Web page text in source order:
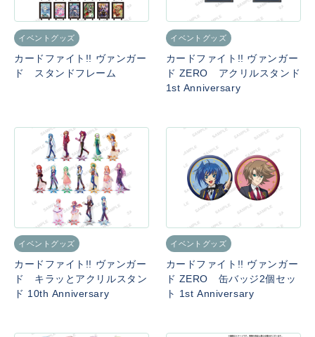
イベントグッズ
カードファイト!! ヴァンガー
ド スタンドフレーム
イベントグッズ
カードファイト!! ヴァンガー
ド ZERO アクリルスタンド
1st Anniversary
イベントグッズ
カードファイト!! ヴァンガー
ド キラッとアクリルスタン
ド 10th Anniversary
イベントグッズ
カードファイト!! ヴァンガー
ド ZERO 缶バッジ2個セッ
ト 1st Anniversary